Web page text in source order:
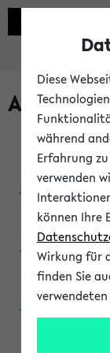
Anglistik:
Anglistik:
Anglistik:
Anglistik:
Diese
während
Erfahrung
verwenden
können Ihre
Wirkung für
finden Sie